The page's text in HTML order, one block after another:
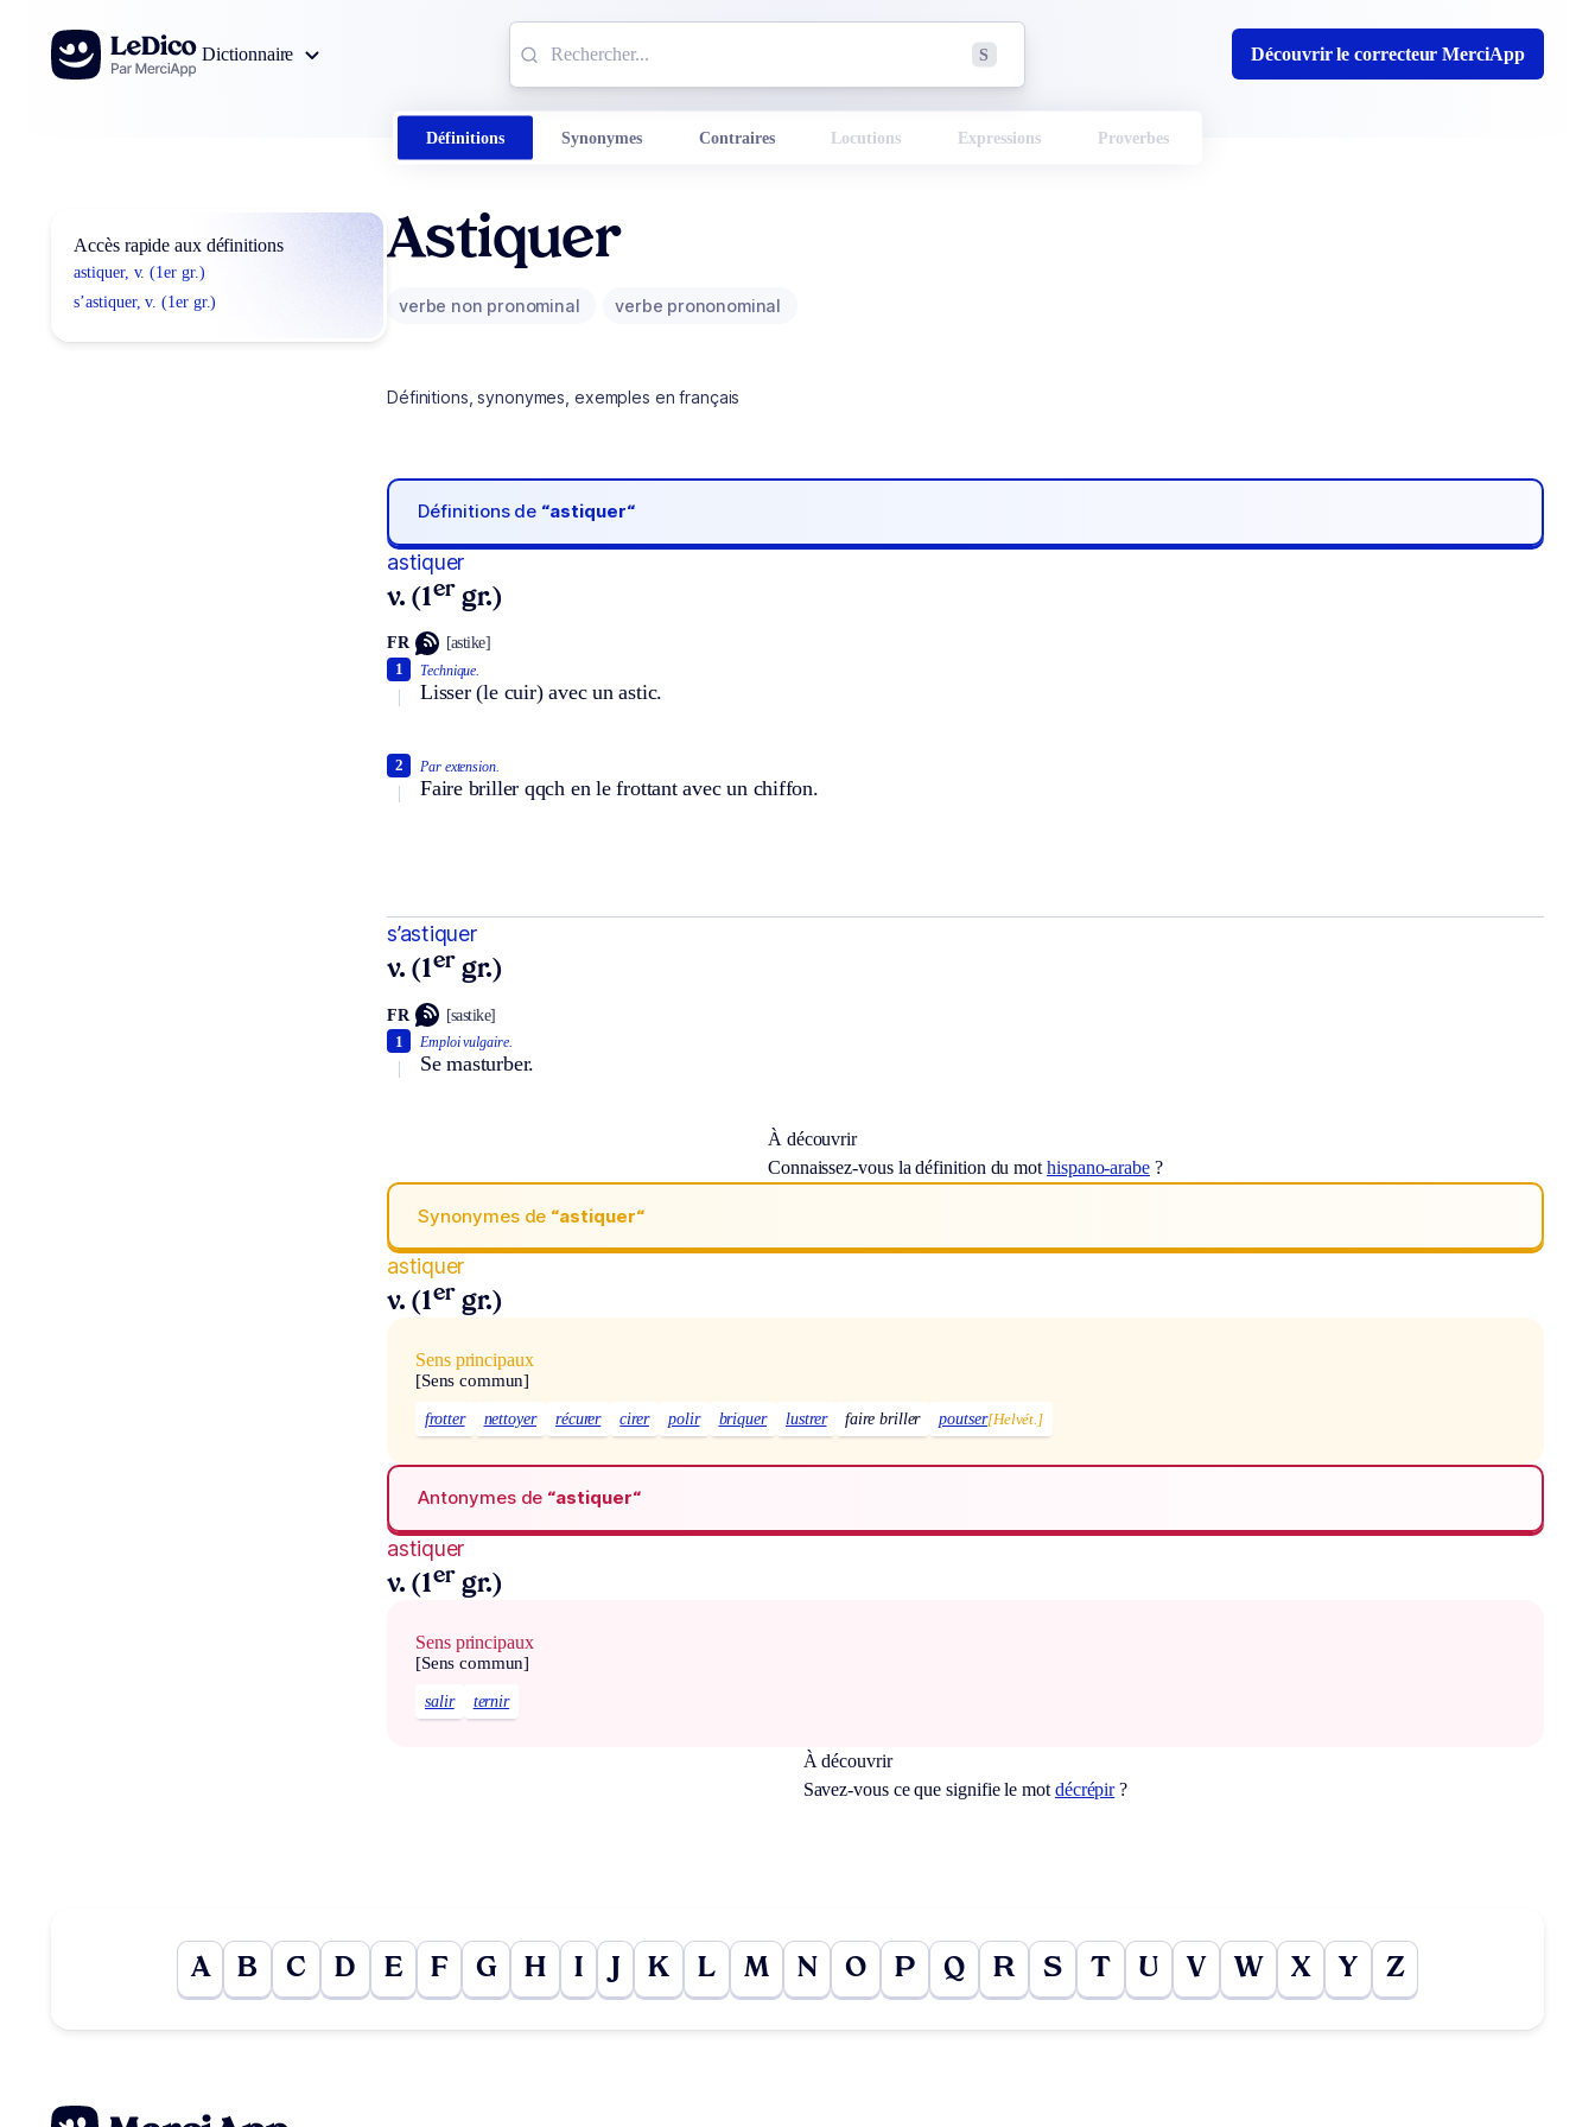
Aller au contenu
Dictionnaire
S Découvrir le correcteur MerciApp
Définitions Synonymes Contraires Locutions Expressions Proverbes
Accès rapide aux définitions
astiquer, v. (1er gr.)
s’astiquer, v. (1er gr.)
Astiquer
verbe non pronominal verbe prononominal
Définitions, synonymes, exemples en français
Définitions de “astiquer“
astiquer
v. (1er gr.)
FR [astike]
Technique.
Lisser (le cuir) avec un astic.
1
Par extension.
Faire briller qqch en le frottant avec un chiffon.
2
s’astiquer
v. (1er gr.)
FR [sastike]
Emploi vulgaire.
Se masturber.
1
À découvrir
Connaissez-vous la définition du mot hispano-arabe?
Synonymes de “astiquer“
astiquer
v. (1er gr.)
Sens principaux
[Sens commun]
frotter nettoyer récurer cirer polir briquer lustrer faire briller poutser[Helvét.]
Antonymes de “astiquer“
astiquer
v. (1er gr.)
Sens principaux
[Sens commun]
salir ternir
À découvrir
Savez-vous ce que signifie le mot décrépir?
A B C D E F G H I K L M N O P Q R S T U V W X Y Z